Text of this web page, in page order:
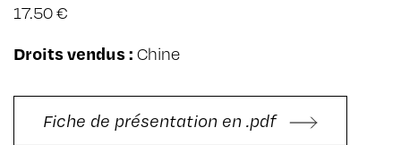
17.50 €
Droits vendus : Chine
Fiche de présentation en .pdf